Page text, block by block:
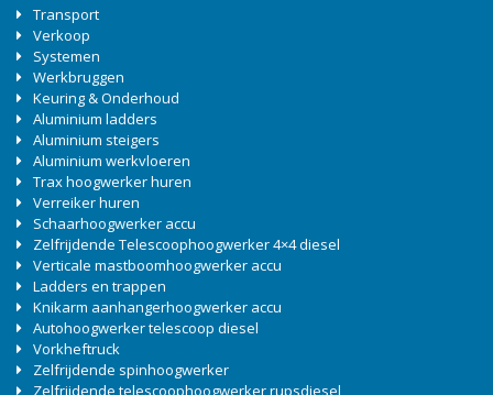
Transport
Verkoop
Systemen
Werkbruggen
Keuring & Onderhoud
Aluminium ladders
Aluminium steigers
Aluminium werkvloeren
Trax hoogwerker huren
Verreiker huren
Schaarhoogwerker accu
Zelfrijdende Telescoophoogwerker 4×4 diesel
Verticale mastboomhoogwerker accu
Ladders en trappen
Knikarm aanhangerhoogwerker accu
Autohoogwerker telescoop diesel
Vorkheftruck
Zelfrijdende spinhoogwerker
Zelfrijdende telescoophoogwerker rupsdiesel